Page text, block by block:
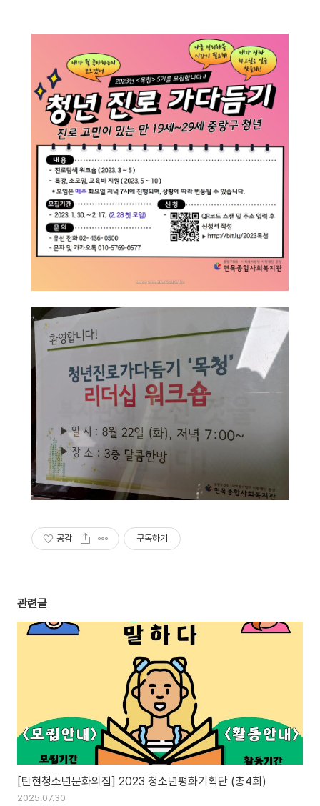
공감 구독하기
관련글
[탄현청소년문화의집] 2023 청소년평화기획단 (총4회)
2025.07.30